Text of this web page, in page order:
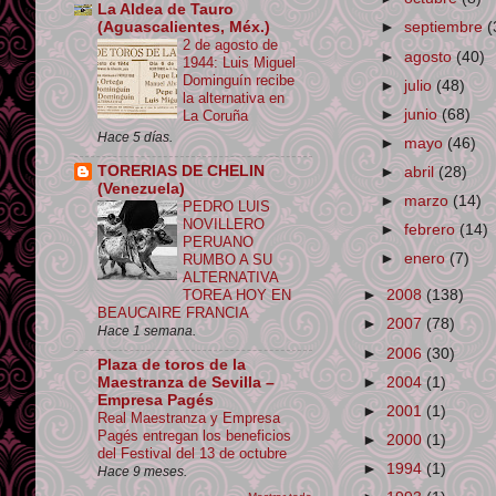
►septiembre
►agosto(40)
► julio(48)
►junio(68)
►mayo(46)
►abril(28)
►marzo(14)
►febrero(14)
►enero(7)
►2008 (138)
► 2007 (78)
► 2006(30)
► 2004(1)
►2001(1)
►2000(1)
►1994(1)
La Aldea de Tauro
(Aguascalientes, Méx.)
2 de agosto de
1944: Luis Miguel
Dominguín recibe
la alternativa en
La Coruña
Hace 5 días.
TORERIAS DE CHELIN
(Venezuela)
PEDRO LUIS
NOVILLERO
PERUANO
RUMBO A SU
ALTERNATIVA
TOREA HOY EN
BEAUCAIRE FRANCIA
Hace 1 semana.
Plaza de toros de la
Maestranza de Sevilla –
Empresa Pagés
Real Maestranza y Empresa
Pagés entregan los beneficios
del Festival del 13 de octubre
Hace 9 meses.